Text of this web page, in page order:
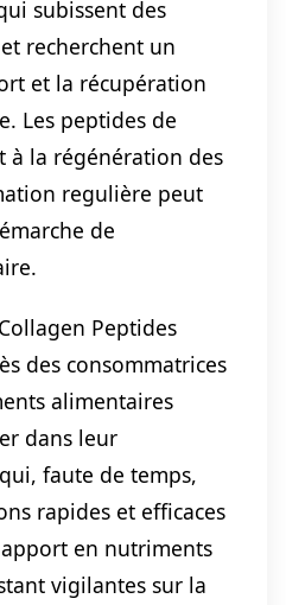
subissent des
recherchent un
et la récupération
Les peptides de
à la régénération des
regulière peut
de
Peptides
des consommatrices
alimentaires
dans leur
faute de temps,
rapides et efficaces
en nutriments
vigilantes sur la